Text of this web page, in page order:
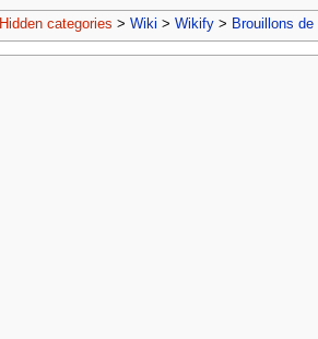
Hidden categories > Wiki > Wikify> Brouillons de